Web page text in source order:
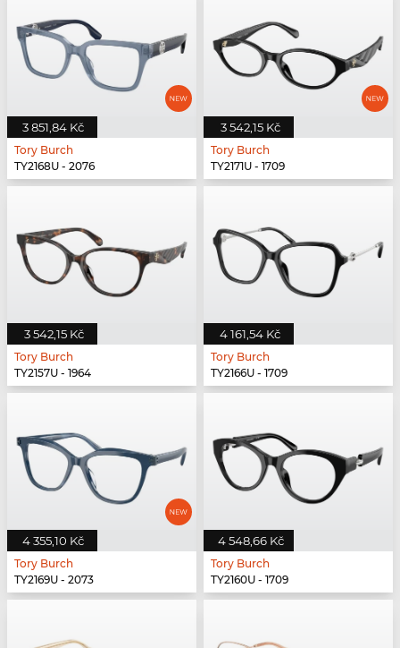
3 851,84 Kč
Tory Burch
TY2168U - 2076
3 542,15 Kč
Tory Burch
TY2171U - 1709
3 542,15 Kč
Tory Burch
TY2157U - 1964
4 161,54 Kč
Tory Burch
TY2166U - 1709
4 355,10 Kč
Tory Burch
TY2169U - 2073
4 548,66 Kč
Tory Burch
TY2160U - 1709